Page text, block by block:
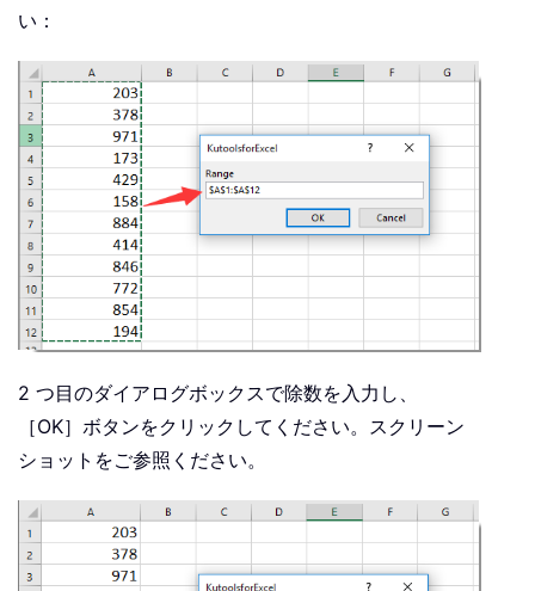
い：
2 つ目のダイアログボックスで除数を入力し、
［OK］ボタンをクリックしてください。スクリーン
ショットをご参照ください。